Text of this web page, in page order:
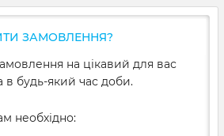
ЗАМОВЛЕННЯ?
на цікавий для вас
будь-який час доби.
необхідно: